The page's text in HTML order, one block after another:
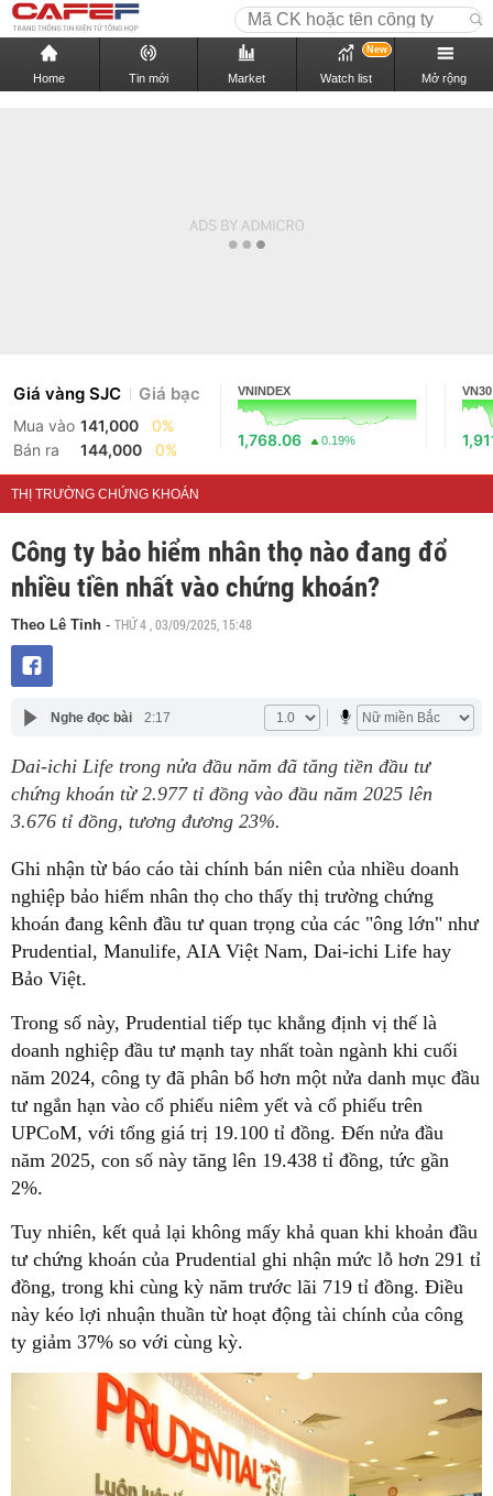
Home Tin mới Market Watch list
New
Mở rộng
Giá vàng SJC Giá bạc
Mua vào 141,000
0%
Bán ra
144,000 0%
VNINDEX
1,768.06 0.19%
VN30
THỊ TRƯỜNG CHỨNG KHOÁN
Công ty bảo hiểm nhân thọ nào đang đổ
nhiều tiền nhất vào chứng khoán?
Theo Lê Tỉnh - THỨ 4 , 03/09/2025, 15:48
Nghe đọc bài 2:17
Dai-ichi Life trong nửa đầu năm đã tăng tiền đầu tư
chứng khoán từ 2.977 tỉ đồng vào đầu năm 2025 lên
3.676 tỉ đồng, tương đương 23%.
Ghi nhận từ báo cáo tài chính bán niên của nhiều doanh
nghiệp bảo hiểm nhân thọ cho thấy thị trường chứng
khoán đang kênh đầu tư quan trọng của các "ông lớn" như
Prudential, Manulife, AIA Việt Nam, Dai-ichi Life hay
Bảo Việt.
Trong số này, Prudential tiếp tục khẳng định vị thế là
doanh nghiệp đầu tư mạnh tay nhất toàn ngành khi cuối
năm 2024, công ty đã phân bổ hơn một nửa danh mục đầu
tư ngắn hạn vào cổ phiếu niêm yết và cổ phiếu trên
UPCoM, với tổng giá trị 19.100 tỉ đồng. Đến nửa đầu
năm 2025, con số này tăng lên 19.438 tỉ đồng, tức gần
2%.
Tuy nhiên, kết quả lại không mấy khả quan khi khoản đầu
tư chứng khoán của Prudential ghi nhận mức lỗ hơn 291 tỉ
đồng, trong khi cùng kỳ năm trước lãi 719 tỉ đồng. Điều
này kéo lợi nhuận thuần từ hoạt động tài chính của công
ty giảm 37% so với cùng kỳ.